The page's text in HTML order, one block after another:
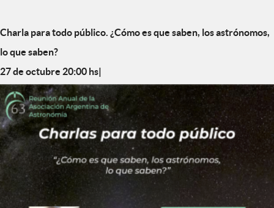
Charla para todo público. ¿Cómo es que saben, los astrónomos,
lo que saben?
27 de octubre 20:00 hs|